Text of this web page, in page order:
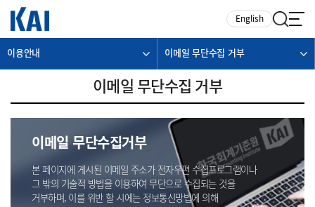
English
이용안내 이메일 무단수집 거부
이메일 무단수집 거부
이메일 무단수집거부
본 페이지에 게시된 이메일 주소가 전자우편 수집프로그램이나
그 밖의 기술적 방법을 이용하여 무단으로 수집되는 것을
거부하며, 이를 위반 할 시에는 정보통신망법에 의해